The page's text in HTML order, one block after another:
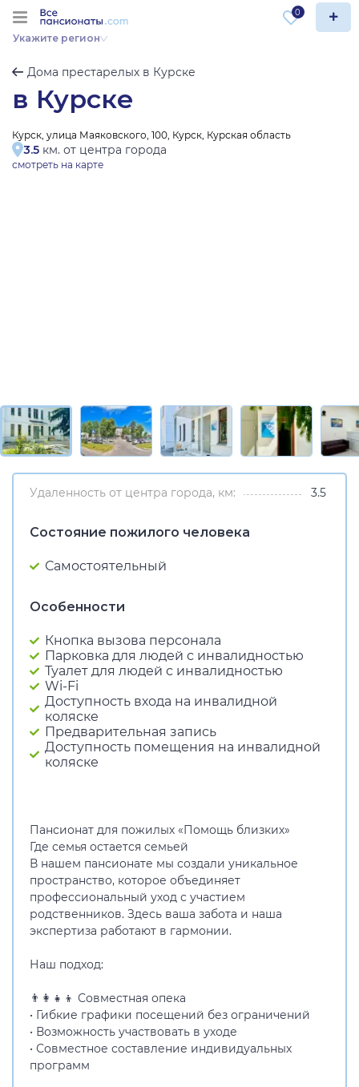
Укажите регион
0
Дома престарелых в Курске
в Курске
Курск, улица Маяковского, 100, Курск, Курская область
3.5 км. от центра города
смотреть на карте
Удаленность от центра города, км: 3.5
Состояние пожилого человека
Самостоятельный
Особенности
Кнопка вызова персонала
Парковка для людей с инвалидностью
Туалет для людей с инвалидностью
Wi-Fi
Доступность входа на инвалидной
коляске
Предварительная запись
Доступность помещения на инвалидной
коляске
Пансионат для пожилых «Помощь близких»
Где семья остается семьей
В нашем пансионате мы создали уникальное
пространство, которое объединяет
профессиональный уход с участием
родственников. Здесь ваша забота и наша
экспертиза работают в гармонии.
Наш подход:
👨👩👧👦 Совместная опека
• Гибкие графики посещений без ограничений
• Возможность участвовать в уходе
• Совместное составление индивидуальных
программ